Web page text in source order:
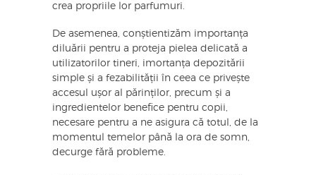
crea propriile lor parfumuri.
De asemenea, conștientizăm importanța
diluării pentru a proteja pielea delicată a
utilizatorilor tineri, imortanța depozitării
simple și a fezabilității în ceea ce privește
accesul ușor al părinților, precum și a
ingredientelor benefice pentru copii,
necesare pentru a ne asigura că totul, de la
momentul temelor până la ora de somn,
decurge fără probleme.